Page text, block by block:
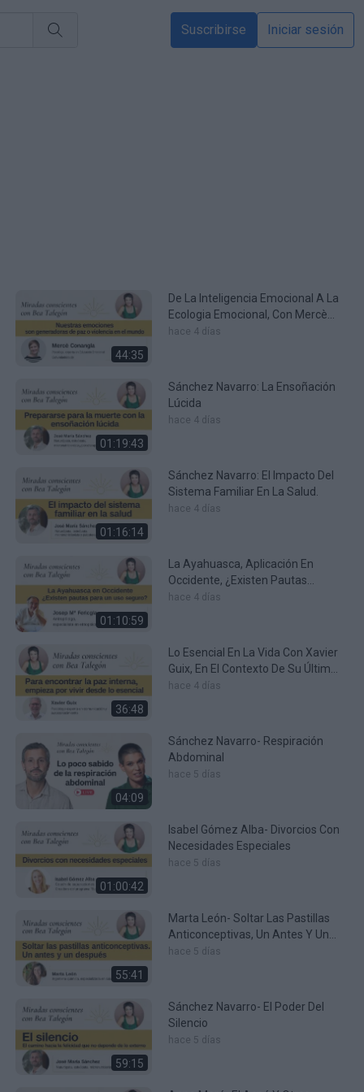
Suscribirse Iniciar sesión
44:35
De La Inteligencia Emocional A La
Ecologia Emocional, Con Mercè
Conangla
hace 4 días
01:19:43
Sánchez Navarro: La Ensoñación
Lúcida
hace 4 días
01:16:14
Sánchez Navarro: El Impacto Del
Sistema Familiar En La Salud.
hace 4 días
01:10:59
La Ayahuasca, Aplicación En
Occidente, ¿Existen Pautas
Seguras Para Su Uso?
hace 4 días
36:48
Lo Esencial En La Vida Con Xavier
Guix, En El Contexto De Su Último
Libro “Esencial”
hace 4 días
04:09
Sánchez Navarro- Respiración
Abdominal
hace 5 días
01:00:42
Isabel Gómez Alba- Divorcios Con
Necesidades Especiales
hace 5 días
55:41
Marta León- Soltar Las Pastillas
Anticonceptivas, Un Antes Y Un
Después
hace 5 días
59:15
Sánchez Navarro- El Poder Del
Silencio
hace 5 días